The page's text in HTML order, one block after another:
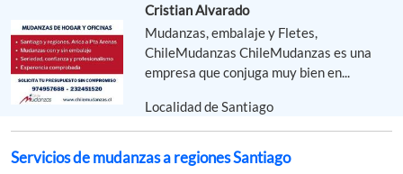
Cristian Alvarado
Mudanzas, embalaje y Fletes,
ChileMudanzas ChileMudanzas es una
empresa que conjuga muy bien en...
Localidad de Santiago
Servicios de mudanzas a regiones Santiago